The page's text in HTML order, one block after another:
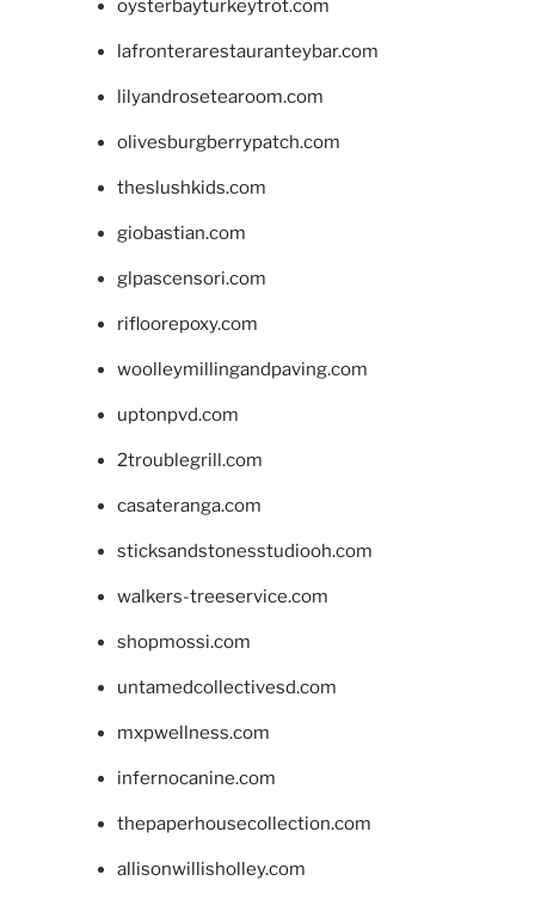
oysterbayturkeytrot.com
lafronterarestauranteybar.com
lilyandrosetearoom.com
olivesburgberrypatch.com
theslushkids.com
giobastian.com
glpascensori.com
rifloorepoxy.com
woolleymillingandpaving.com
uptonpvd.com
2troublegrill.com
casateranga.com
sticksandstonesstudiooh.com
walkers-treeservice.com
shopmossi.com
untamedcollectivesd.com
mxpwellness.com
infernocanine.com
thepaperhousecollection.com
allisonwillisholley.com